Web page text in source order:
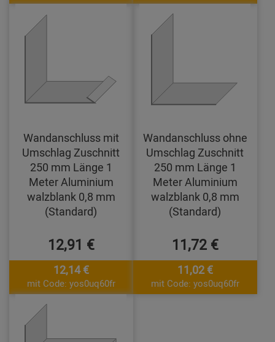
Wandanschluss mit
Umschlag Zuschnitt
250 mm Länge 1
Meter Aluminium
walzblank 0,8 mm
(Standard)
12,91 €
12,14 €
mit Code: yos0uq60fr
Wandanschluss ohne
Umschlag Zuschnitt
250 mm Länge 1
Meter Aluminium
walzblank 0,8 mm
(Standard)
11,72 €
11,02 €
mit Code: yos0uq60fr